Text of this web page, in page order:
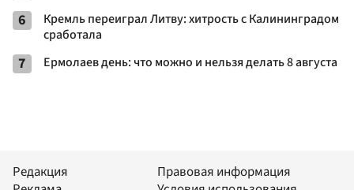
6
Кремль переиграл Литву: хитрость с Калининградом
сработала
7 Ермолаев день: что можно и нельзя делать 8 августа
Редакция
Правовая информация